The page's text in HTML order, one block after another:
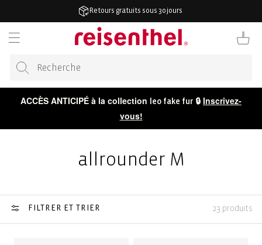
4,7/5 sur plus de 50 000 avis
Panier
ACCÈS ANTICIPÉ à la collection leo fake fur 🔒 Inscrivez-
vous!
allrounder M
FILTRER ET TRIER 23 produits